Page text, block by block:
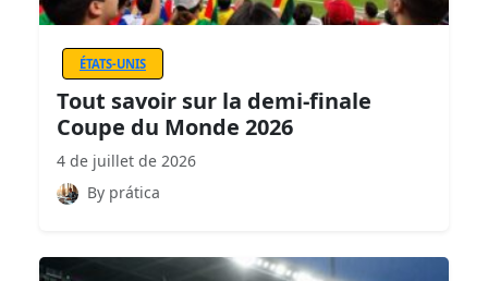
ÉTATS-UNIS
Tout savoir sur la demi-finale
Coupe du Monde 2026
4 de juillet de 2026
By prática